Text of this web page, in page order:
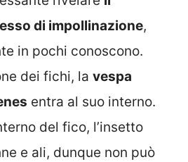
di impollinazione,
in pochi conoscono.
dei fichi, la vespa
entra al suo interno.
del fico, l’insetto
e ali, dunque non può